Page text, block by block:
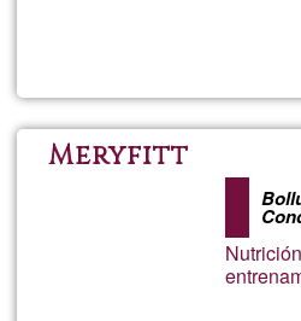
Meryfitt